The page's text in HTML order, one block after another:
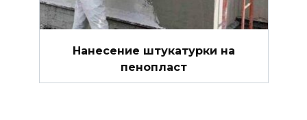
Нанесение штукатурки на
пенопласт